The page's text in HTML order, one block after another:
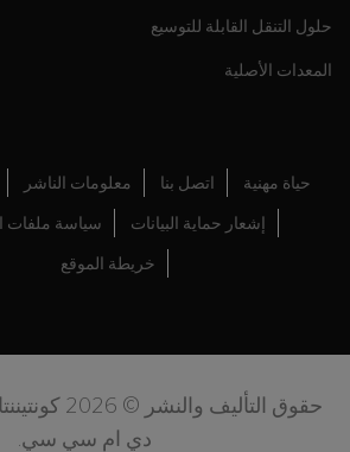
حلول التنقل القابلة للتوسيع
المعدات الأصلية
حياة مهنية اتصل بنا معلومات الناشر
إشعار حماية البيانات سياسة ملفات
خريطة الموقع
حقوق التأليف
دي ام سي سي.